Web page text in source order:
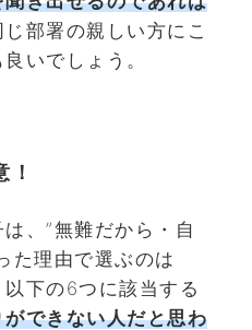
部署の親しい方にこ
いでしょう。
！
、”無難だから・自
た理由で選ぶのは
下の6つに該当する
ができない人だと思わ